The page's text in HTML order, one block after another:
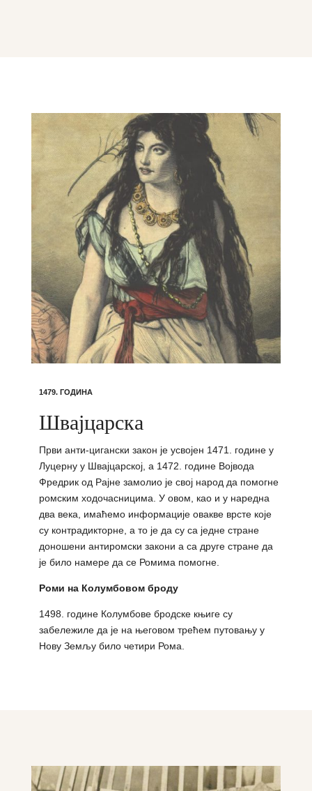
1479. ГОДИНА
Швајцарска
Први анти-цигански закон је усвојен 1471. године у
Луцерну у Швајцарској, а 1472. године Војвода
Фредрик од Рајне замолио је свој народ да помогне
ромским ходочасницима. У овом, као и у наредна
два века, имаћемо информације овакве врсте које
су контрадикторне, а то је да су са једне стране
доношени антиромски закони а са друге стране да
је било намере да се Ромима помогне.
Роми на Колумбовом броду
1498. године Колумбове бродске књиге су
забележиле да је на његовом трећем путовању у
Нову Земљу било четири Рома.